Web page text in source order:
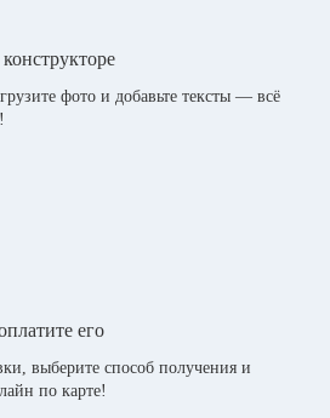
фото и добавьте тексты — всё
его
выберите способ получения и
по карте!